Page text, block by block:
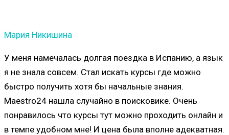
Мария Никишина
У меня намечалась долгая поездка в Испанию, а язык
я не знала совсем. Стал искать курсы где можно
быстро получить хотя бы начальные знания.
Maestro24 нашла случайно в поисковике. Очень
понравилось что курсы тут можно проходить онлайн и
в темпе удобном мне! И цена была вполне адекватная.